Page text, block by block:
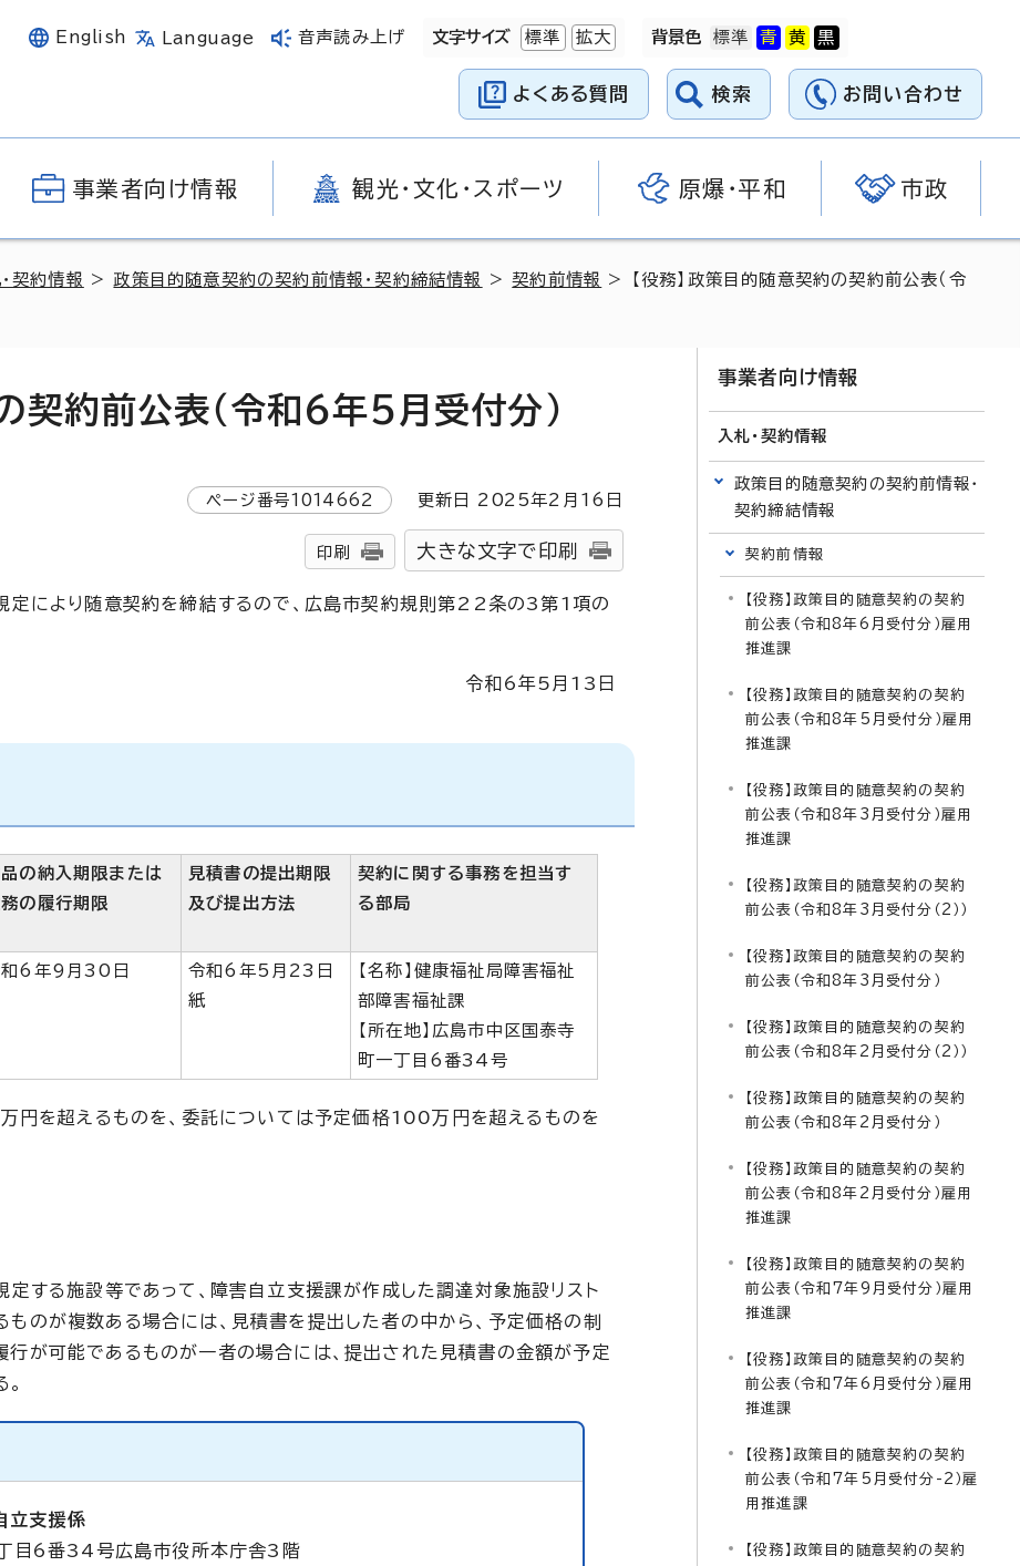
English Language 音声読み上げ 文字サイズ 標準 拡大 背景色
よくある質問 検索 お問い合わせ
事業者向け情報 観光・文化・スポーツ 原爆・平和 市政
契約情報 > 政策目的随意契約の契約前情報・契約締結情報 >契約前情報 > 【役務】政策目的随意契約の契約前公表（令
契約前公表（令和6年5月受付分）
ページ番号1014662 更新日 2025年2月 16 日
印刷 大きな文字で印刷
により随意契約を締結するので、広島市契約規則第22条の3第1項の
令和6年5月13日
の納入期限または
の履行期限
見積書の提出期限
及び提出方法
契約に関する事務を担当す
る部局
和6年9月30日
令和6年5月23日
紙
【名称】健康福祉局障害福祉
部障害福祉課
【所在地】広島市中区国泰寺
町一丁目6番34号
円を超えるものを、委託については予定価格100万円を超えるものを
る施設等であって、障害自立支援課が作成した調達対象施設リスト
のが複数ある場合には、見積書を提出した者の中から、予定価格の制
行が可能であるものが一者の場合には、提出された見積書の金額が予定
立支援係
6番34号広島市役所本庁舎3階
事業者向け情報
入札・契約情報
政策目的随意契約の契約前情報・
契約締結情報
契約前情報
【役務】政策目的随意契約の契約
前公表（令和8年6月受付分）雇用
推進課
【役務】政策目的随意契約の契約
前公表（令和8年5月受付分）雇用
推進課
【役務】政策目的随意契約の契約
前公表（令和8年3月受付分）雇用
推進課
【役務】政策目的随意契約の契約
前公表（令和8年3月受付分（2））
【役務】政策目的随意契約の契約
前公表（令和8年3月受付分）
【役務】政策目的随意契約の契約
前公表（令和8年2月受付分（2））
【役務】政策目的随意契約の契約
前公表（令和8年2月受付分）
【役務】政策目的随意契約の契約
前公表（令和8年2月受付分）雇用
推進課
【役務】政策目的随意契約の契約
前公表（令和7年9月受付分）雇用
推進課
【役務】政策目的随意契約の契約
前公表（令和7年6月受付分）雇用
推進課
【役務】政策目的随意契約の契約
前公表（令和7年5月受付分-2）雇
用推進課
【役務】政策目的随意契約の契約